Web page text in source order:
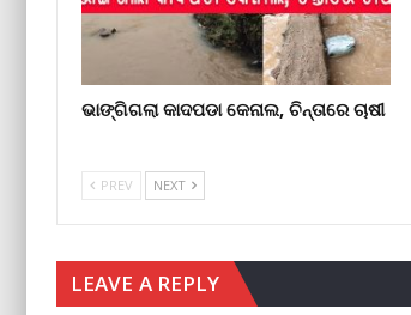
ଭାଙ୍ଗିଗଲା କାଦପଡା କେନାଲ, ଚିନ୍ତାରେ ଚାଷୀ
PREV NEXT
LEAVE A REPLY